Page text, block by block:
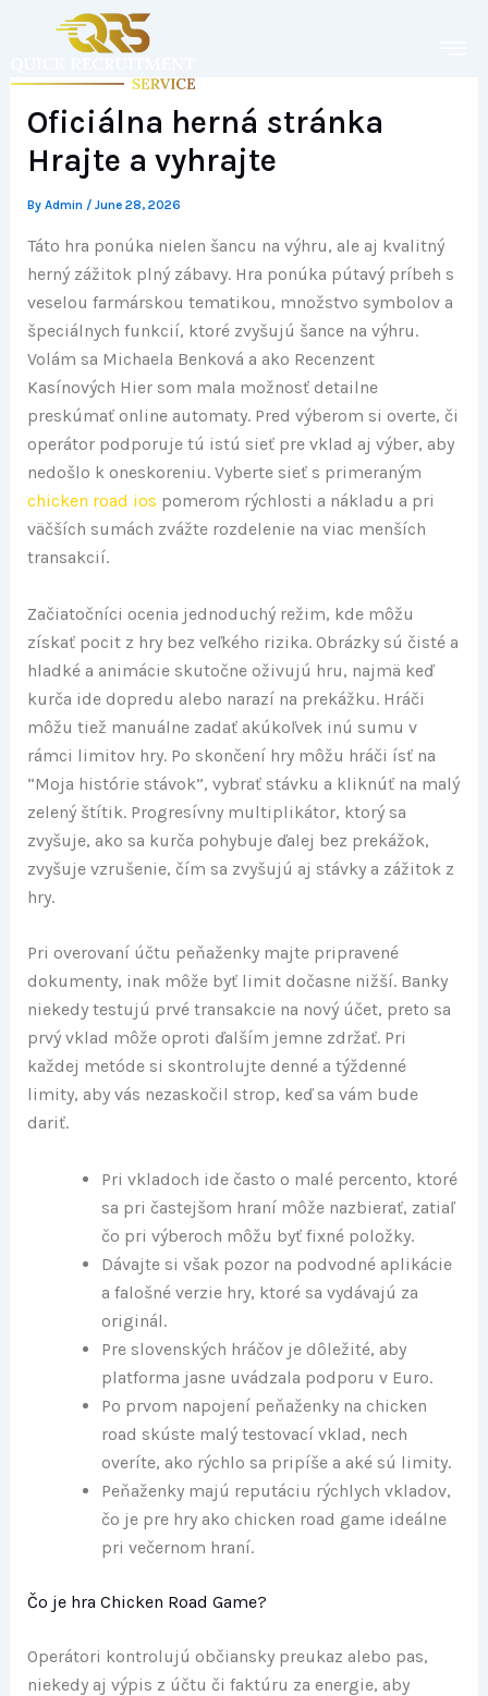
Oficiálna herná stránka
Hrajte a vyhrajte
By Admin / June 28, 2026
Táto hra ponúka nielen šancu na výhru, ale aj kvalitný
herný zážitok plný zábavy. Hra ponúka pútavý príbeh s
veselou farmárskou tematikou, množstvo symbolov a
špeciálnych funkcií, ktoré zvyšujú šance na výhru.
Volám sa Michaela Benková a ako Recenzent
Kasínových Hier som mala možnosť detailne
preskúmať online automaty. Pred výberom si overte, či
operátor podporuje tú istú sieť pre vklad aj výber, aby
nedošlo k oneskoreniu. Vyberte sieť s primeraným
chicken road ios pomerom rýchlosti a nákladu a pri
väčších sumách zvážte rozdelenie na viac menších
transakcií.
Začiatočníci ocenia jednoduchý režim, kde môžu
získať pocit z hry bez veľkého rizika. Obrázky sú čisté a
hladké a animácie skutočne oživujú hru, najmä keď
kurča ide dopredu alebo narazí na prekážku. Hráči
môžu tiež manuálne zadať akúkoľvek inú sumu v
rámci limitov hry. Po skončení hry môžu hráči ísť na
“Moja histórie stávok”, vybrať stávku a kliknúť na malý
zelený štítik. Progresívny multiplikátor, ktorý sa
zvyšuje, ako sa kurča pohybuje ďalej bez prekážok,
zvyšuje vzrušenie, čím sa zvyšujú aj stávky a zážitok z
hry.
Pri overovaní účtu peňaženky majte pripravené
dokumenty, inak môže byť limit dočasne nižší. Banky
niekedy testujú prvé transakcie na nový účet, preto sa
prvý vklad môže oproti ďalším jemne zdržať. Pri
každej metóde si skontrolujte denné a týždenné
limity, aby vás nezaskočil strop, keď sa vám bude
dariť.
Pri vkladoch ide často o malé percento, ktoré
sa pri častejšom hraní môže nazbierať, zatiaľ
čo pri výberoch môžu byť fixné položky.
Dávajte si však pozor na podvodné aplikácie
a falošné verzie hry, ktoré sa vydávajú za
originál.
Pre slovenských hráčov je dôležité, aby
platforma jasne uvádzala podporu v Euro.
Po prvom napojení peňaženky na chicken
road skúste malý testovací vklad, nech
overíte, ako rýchlo sa pripíše a aké sú limity.
Peňaženky majú reputáciu rýchlych vkladov,
čo je pre hry ako chicken road game ideálne
pri večernom hraní.
Čo je hra Chicken Road Game?
Operátori kontrolujú občiansky preukaz alebo pas,
niekedy aj výpis z účtu či faktúru za energie, aby